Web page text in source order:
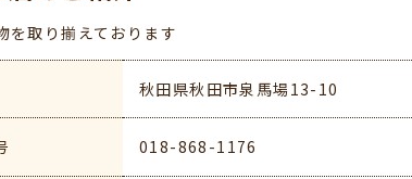
を取り揃えております
秋田県秋田市泉馬場13-10
018-868-1176